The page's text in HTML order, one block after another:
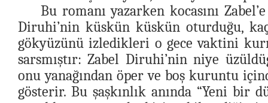
Bu romanı yazarken kocasını
Diruhi’nin küskün küskün oturduğu,
gökyüzünü izledikleri o gece vaktini
sarsmıştır: Zabel Diruhi’nin niye
onu yanağından öper ve boş kuruntu
gösterir. Bu şaşkınlık anında “Yeni bir